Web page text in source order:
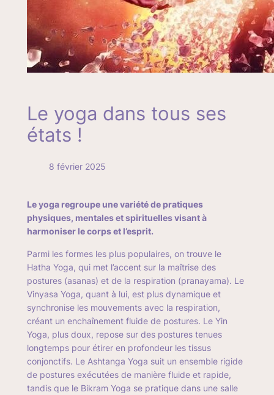
Le yoga dans tous ses
états !
8 février 2025
Le yoga regroupe une variété de pratiques
physiques, mentales et spirituelles visant à
harmoniser le corps et l’esprit.
Parmi les formes les plus populaires, on trouve le
Hatha Yoga, qui met l’accent sur la maîtrise des
postures (asanas) et de la respiration (pranayama). Le
Vinyasa Yoga, quant à lui, est plus dynamique et
synchronise les mouvements avec la respiration,
créant un enchaînement fluide de postures. Le Yin
Yoga, plus doux, repose sur des postures tenues
longtemps pour étirer en profondeur les tissus
conjonctifs. Le Ashtanga Yoga suit un ensemble rigide
de postures exécutées de manière fluide et rapide,
tandis que le Bikram Yoga se pratique dans une salle